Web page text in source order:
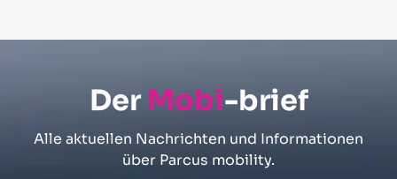
Der Mobi-brief
Alle aktuellen Nachrichten und Informationen
über Parcus mobility.